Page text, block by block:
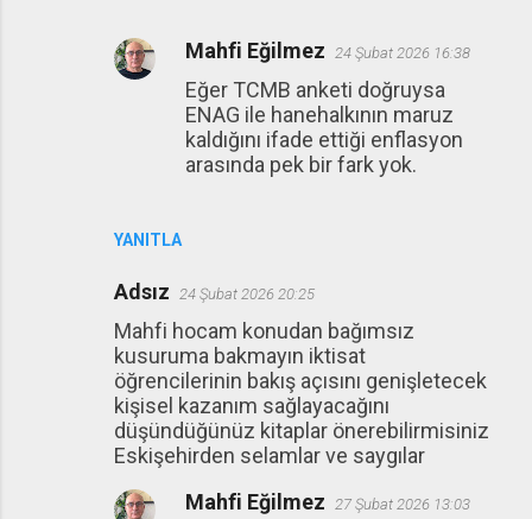
YANITLA
Mahfi Eğilmez 24 Şubat 2026 16:38
Eğer TCMB anketi doğruysa
ENAG ile hanehalkının maruz
kaldığını ifade ettiği enflasyon
arasında pek bir fark yok.
Adsız 24 Şubat 2026 20:25
Mahfi hocam konudan bağımsız
kusuruma bakmayın iktisat
öğrencilerinin bakış açısını genişletecek
kişisel kazanım sağlayacağını
düşündüğünüz kitaplar önerebilirmisiniz
Eskişehirden selamlar ve saygılar
Mahfi Eğilmez 27 Şubat 2026 13:03